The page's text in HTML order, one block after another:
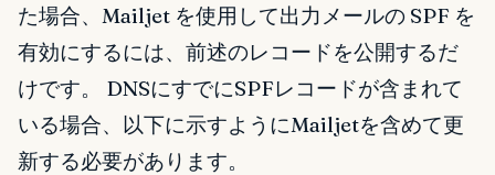
た場合、Mailjet を使用して出力メールの SPF を
有効にするには、前述のレコードを公開するだ
けです。 DNSにすでにSPFレコードが含まれて
いる場合、以下に示すようにMailjetを含めて更
新する必要があります。